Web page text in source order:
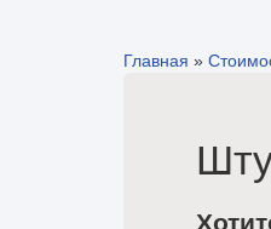
Главная »